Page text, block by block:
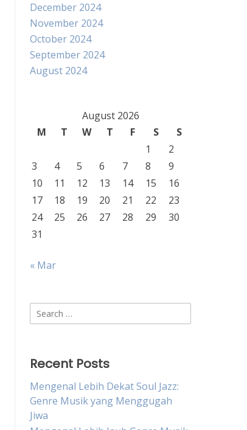
December 2024
November 2024
October 2024
September 2024
August 2024
August 2026
M
T W T F S
S
1
2
3
4 5 6 7 8
9
10
11 12 13 14 15
16
17
18 19 20 21 22
23
24
25 26 27 28 29
30
31
« Mar
Search
for:
Recent Posts
Mengenal Lebih Dekat Soul Jazz:
Genre Musik yang Menggugah
Jiwa